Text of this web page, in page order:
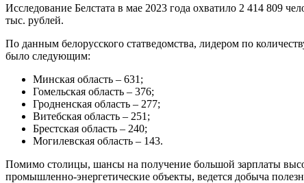
Исследование Белстата в мае 2023 года охватило 2 414 809
тыс. рублей.
По данным белорусского статведомства, лидером по
было следующим:
Минская область – 631;
Гомельская область – 376;
Гродненская область – 277;
Витебская область – 251;
Брестская область – 240;
Могилевская область – 143.
Помимо столицы, шансы на получение большой зарплаты
промышленно-энергетические объекты, ведется добыча